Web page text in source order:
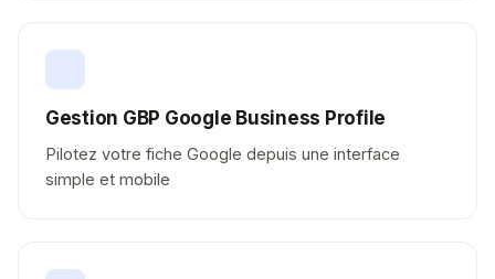
Gestion GBP Google Business Profile
Pilotez votre fiche Google depuis une interface
simple et mobile